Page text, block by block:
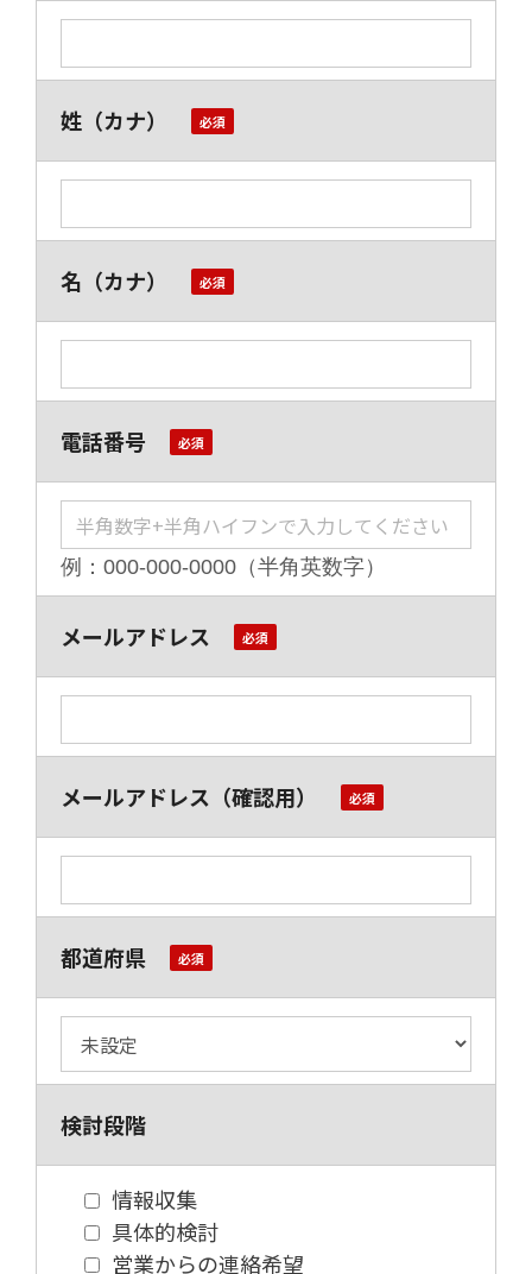
姓（カナ）
名（カナ）
電話番号
例：000-000-0000（半角英数字）
メールアドレス
メールアドレス（確認用）
都道府県
検討段階
情報収集
具体的検討
営業からの連絡希望